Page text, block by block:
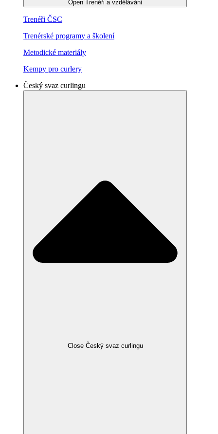
Open Trenéři a vzdělávání
Trenéři ČSC
Trenérské programy a školení
Metodické materiály
Kempy pro curlery
Český svaz curlingu
Close Český svaz curlingu